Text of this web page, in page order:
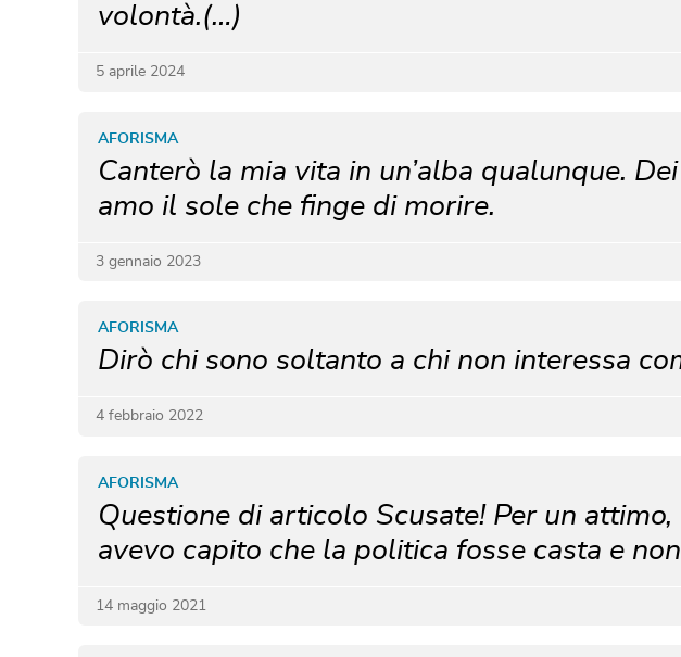
volontà.(…)
5 aprile 2024
Canterò la mia vita in un’alba qualunque.
amo il sole che finge di morire.
AFORISMA
3 gennaio 2023
Dirò chi sono soltanto a chi non interessa
AFORISMA
4 febbraio 2022
Questione di articolo Scusate! Per un attimo,
avevo capito che la politica fosse casta e non
AFORISMA
14 maggio 2021